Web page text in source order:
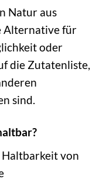
Natur aus
Alternative für
oder
die Zutatenliste,
sind.
von